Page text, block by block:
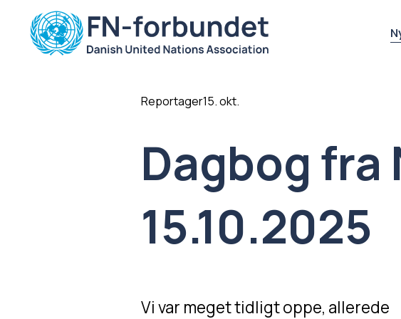
Dagbog fra
15.10.2025
Reportager15. okt.
Vi var meget tidligt oppe, allerede